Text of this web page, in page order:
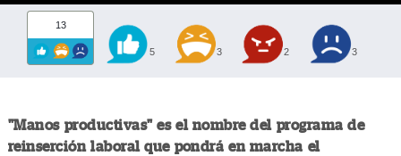
13
5 3 2 3
"Manos productivas" es el nombre del programa de
reinserción laboral que pondrá en marcha el